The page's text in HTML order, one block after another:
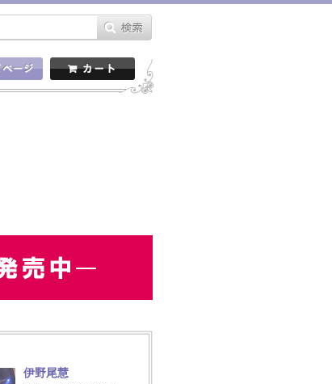
伊野尾慧